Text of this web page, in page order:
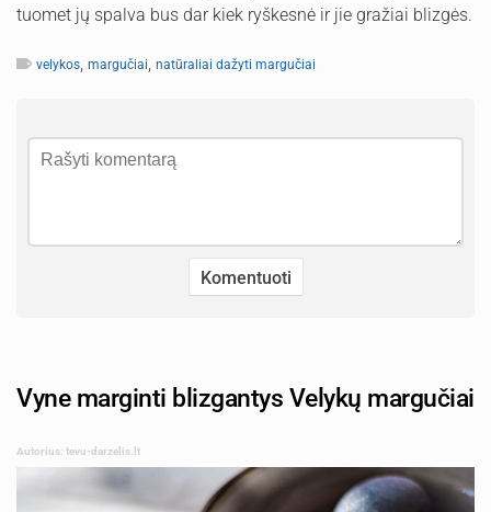
tuomet jų spalva bus dar kiek ryškesnė ir jie gražiai blizgės.
velykos margučiai natūraliai dažyti margučiai
Vyne marginti blizgantys Velykų margučiai
Autorius: tevu-darzelis.lt